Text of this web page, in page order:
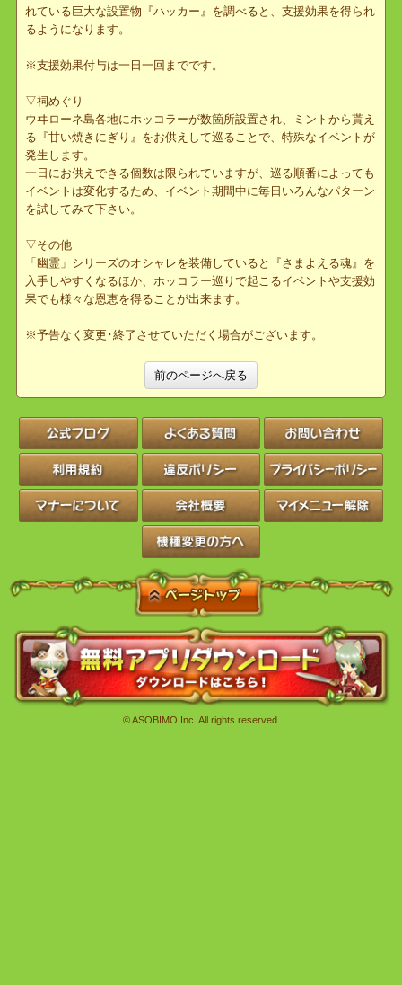
『さまよえる魂』を集めた数に応じて、様々なひんやりアイテムや
コンニャクやアイス等を模したイベント限定装備品を獲得すること
さらに、ミントにたくさん預けることでウヰローネ市街地に設置さ
るようになります。
※支援効果付与は一日一回までです。
▽祠めぐり
ウヰローネ島各地にホッコラーが数箇所設置され、ミントから貰え
発生します。
一日にお供えできる個数は限られていますが、巡る順番によっても
イベントは変化するため、イベント期間中に毎日いろんなパターン
を試してみて下さい。
▽その他
入手しやすくなるほか、ホッコラー巡りで起こるイベントや支援効
果でも様々な恩恵を得ることが出来ます。
※予告なく変更･終了させていただく場合がございます。
前のページへ戻る